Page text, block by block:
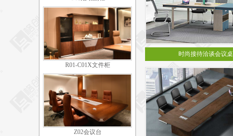
R01-C01X文件柜
Z02会议台
时尚接待洽谈会议桌